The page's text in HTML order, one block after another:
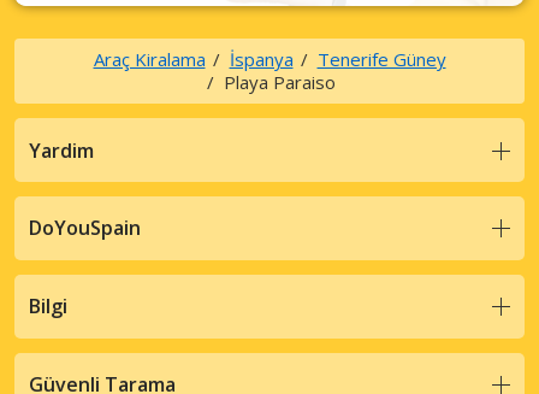
Araç Kiralama İspanya
Tenerife Güney
Playa Paraiso
Yardim
DoYouSpain
Bilgi
Güvenli Tarama